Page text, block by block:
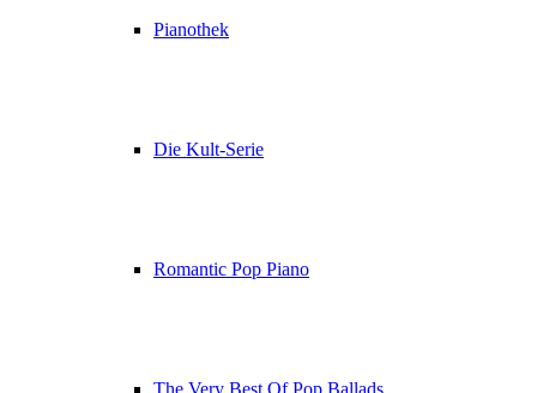
Pianothek
Die Kult-Serie
Romantic Pop Piano
The Very Best Of Pop Ballads